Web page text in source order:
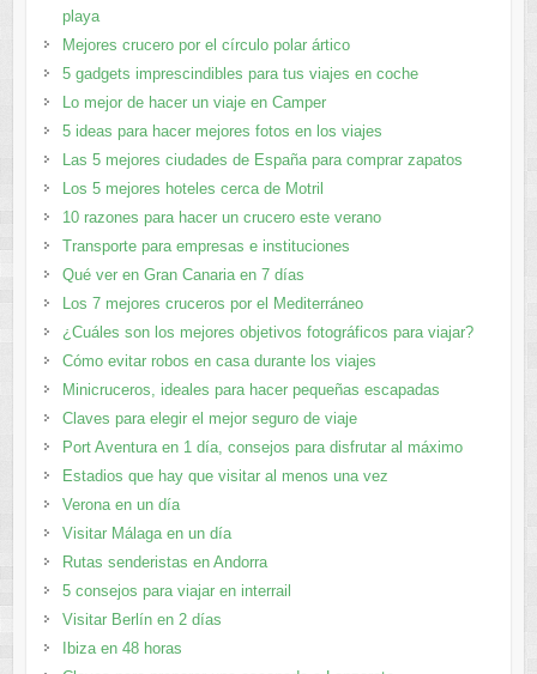
playa
Mejores crucero por el círculo polar ártico
5 gadgets imprescindibles para tus viajes en coche
Lo mejor de hacer un viaje en Camper
5 ideas para hacer mejores fotos en los viajes
Las 5 mejores ciudades de España para comprar zapatos
Los 5 mejores hoteles cerca de Motril
10 razones para hacer un crucero este verano
Transporte para empresas e instituciones
Qué ver en Gran Canaria en 7 días
Los 7 mejores cruceros por el Mediterráneo
¿Cuáles son los mejores objetivos fotográficos para viajar?
Cómo evitar robos en casa durante los viajes
Minicruceros, ideales para hacer pequeñas escapadas
Claves para elegir el mejor seguro de viaje
Port Aventura en 1 día, consejos para disfrutar al máximo
Estadios que hay que visitar al menos una vez
Verona en un día
Visitar Málaga en un día
Rutas senderistas en Andorra
5 consejos para viajar en interrail
Visitar Berlín en 2 días
Ibiza en 48 horas